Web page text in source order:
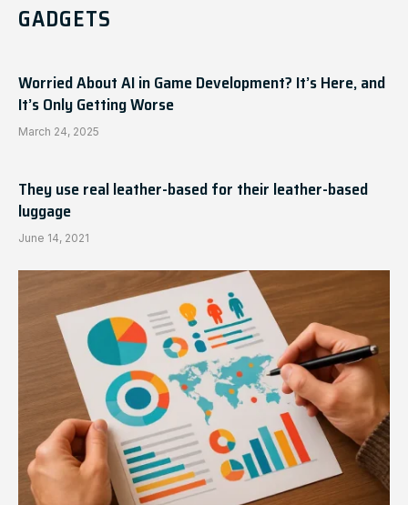
GADGETS
Worried About AI in Game Development? It’s Here, and
It’s Only Getting Worse
March 24, 2025
They use real leather-based for their leather-based
luggage
June 14, 2021